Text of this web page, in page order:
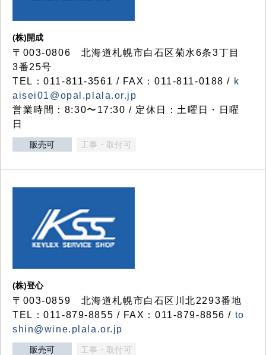
(株)開成
〒003-0806 北海道札幌市白石区菊水6条3丁目
3番25号
TEL：011-811-3561 / FAX：011-811-0188 / k
aisei01@opal.plala.or.jp
営業時間：8:30〜17:30 / 定休日：土曜日・日曜
日
販売可 工事・取付可
(株)登心
〒003-0859 北海道札幌市白石区川北2293番地
TEL：011-879-8855 / FAX：011-879-8856 / to
shin@wine.plala.or.jp
販売可 工事・取付可